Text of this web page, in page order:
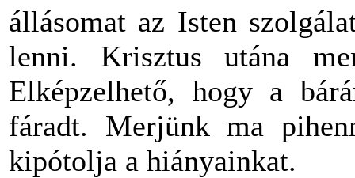
állásomat az Isten
lenni. Krisztus utána
Elképzelhető, hogy a
fáradt. Merjünk ma
kipótolja a hiányainkat.